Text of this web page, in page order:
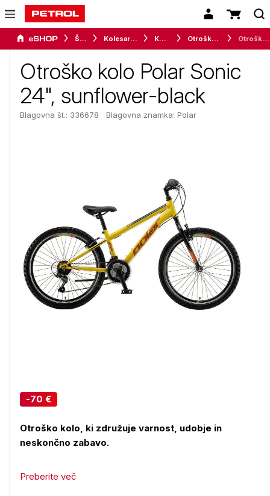
Šport Kolesarstvo Kolesa Otroška kolesa
Otroško kolo Polar Sonic
24", sunflower-black
Blagovna št.: 336678 Blagovna znamka: Polar
-70 €
Otroško kolo, ki združuje varnost, udobje in
neskončno zabavo.
Preberite več